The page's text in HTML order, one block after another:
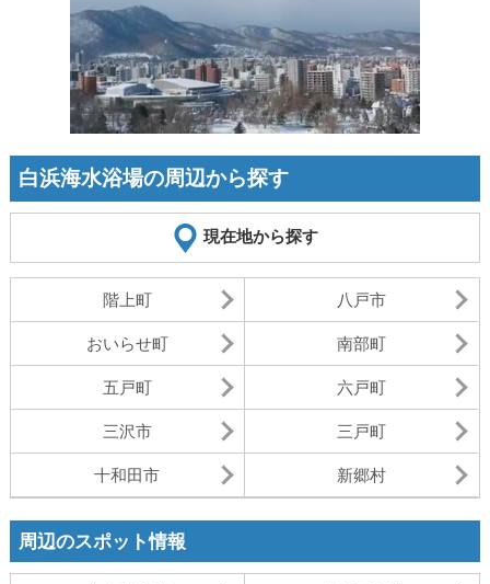
白浜海水浴場の周辺から探す
現在地から探す
階上町 八戸市
おいらせ町 南部町
五戸町 六戸町
三沢市 三戸町
十和田市 新郷村
周辺のスポット情報